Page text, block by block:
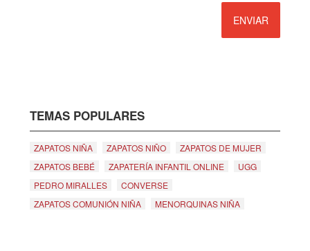
No se comunicarán los datos a
Acceder, rectificar y suprimir los datos, así
como otros derechos, como se explica en la información
adicional. Puede consultar la información adicional y detallada
TEMAS POPULARES
ZAPATOS NIÑA ZAPATOS NIÑO
ZAPATOS DE MUJER
ZAPATOS BEBÉ
ZAPATERÍA INFANTIL ONLINE
UGG
PEDRO MIRALLES
CONVERSE
ZAPATOS COMUNIÓN NIÑA
MENORQUINAS NIÑA